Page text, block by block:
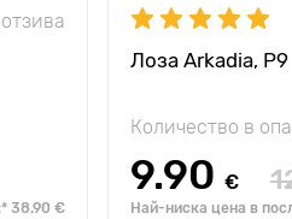
38.90 €
Лоза Arkadia, Р9
Количество в
9.90 €
Най-ниска цена в